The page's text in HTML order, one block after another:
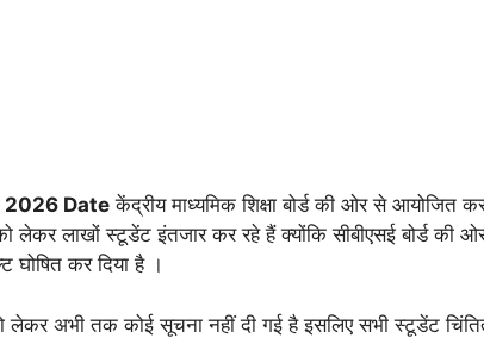
2026 Date केंद्रीय माध्यमिक शिक्षा बोर्ड की ओर से आयोजित
लाखों स्टूडेंट इंतजार कर रहे हैं क्योंकि सीबीएसई बोर्ड की
घोषित कर दिया है ।
अभी तक कोई सूचना नहीं दी गई है इसलिए सभी स्टूडेंट